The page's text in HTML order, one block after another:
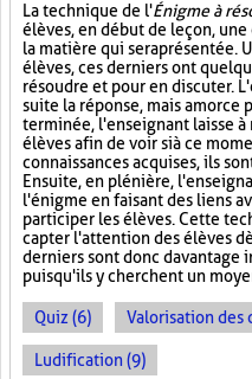
La technique de l'Énigme à
élèves, en début de leçon,
la matière qui sera présentée.
élèves, ces derniers ont
résoudre et pour en discuter.
suite la réponse, mais amorce
terminée, l'enseignant laisse
élèves afin de voir si à ce
connaissances acquises, ils
Ensuite, en plénière,
l'énigme en faisant des liens
participer les élèves. Cette
capter l'attention des élèves
derniers sont donc davantage
puisqu'ils y cherchent un
Quiz (6) Valorisation des
Ludification (9)